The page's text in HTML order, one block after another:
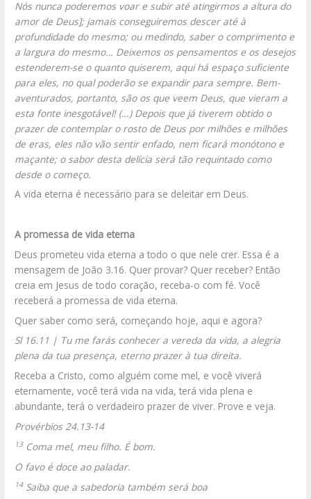
Nós nunca poderemos voar e subir até atingirmos a altura do
amor de Deus]; jamais conseguiremos descer até à
profundidade do mesmo; ou medindo, saber o comprimento e
a largura do mesmo… Deixemos os pensamentos e os desejos
estenderem-se o quanto quiserem, aqui há espaço suficiente
para eles, no qual poderão se expandir para sempre. Bem-
aventurados, portanto, são os que veem Deus, que vieram a
esta fonte inesgotável! (…) Depois que já tiverem obtido o
prazer de contemplar o rosto de Deus por milhões e milhões
de eras, eles não vão sentir enfado, nem ficará monótono e
maçante; o sabor desta delícia será tão requintado como
desde o começo.
A vida eterna é necessário para se deleitar em Deus.
A promessa de vida eterna
Deus prometeu vida eterna a todo o que nele crer. Essa é a
mensagem de João 3.16. Quer provar? Quer receber? Então
creia em Jesus de todo coração, receba-o com fé. Você
receberá a promessa de vida eterna.
Quer saber como será, começando hoje, aqui e agora?
Sl 16.11 | Tu me farás conhecer a vereda da vida, a alegria
plena da tua presença, eterno prazer à tua direita.
Receba a Cristo, como alguém come mel, e você viverá
eternamente, você terá vida na vida, terá vida plena e
abundante, terá o verdadeiro prazer de viver. Prove e veja.
Provérbios 24.13-14
13Coma mel, meu filho. É bom.
O favo é doce ao paladar.
14Saiba que a sabedoria também será boa